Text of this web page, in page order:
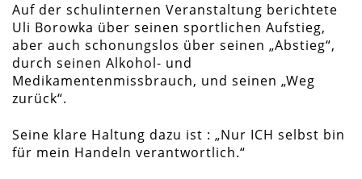
Auf der schulinternen Veranstaltung berichtete
Uli Borowka über seinen sportlichen Aufstieg,
aber auch schonungslos über seinen „Abstieg“,
durch seinen Alkohol- und
Medikamentenmissbrauch, und seinen „Weg
zurück“.
Seine klare Haltung dazu ist : „Nur ICH selbst bin
für mein Handeln verantwortlich.“